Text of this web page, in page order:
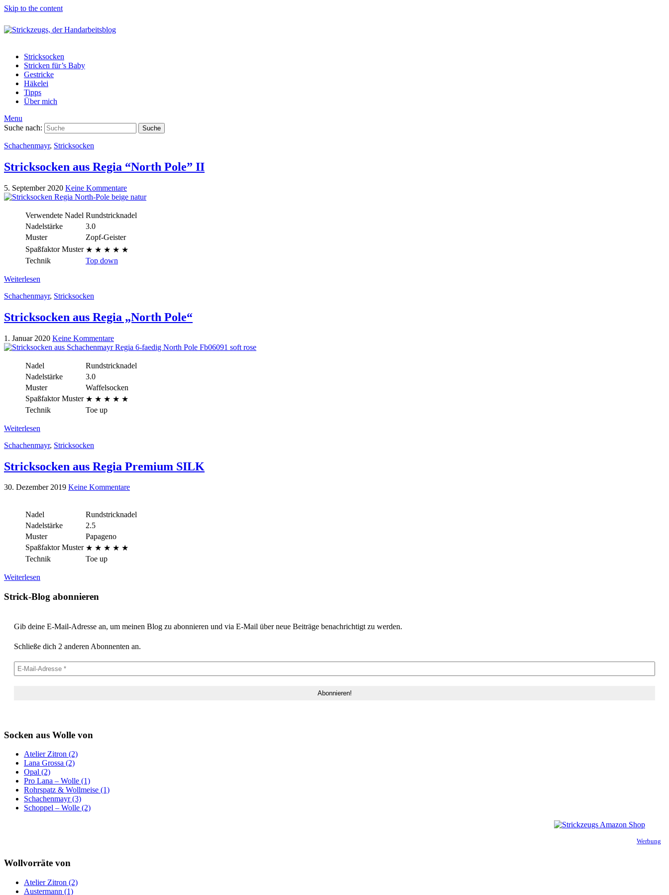
Skip to the content
Stricksocken
Stricken für’s Baby
Gestricke
Häkelei
Tipps
Über mich
Menu
Suche nach:
Suche
Schachenmayr, Stricksocken
Stricksocken aus Regia “North Pole” II
5. September 2020 Keine Kommentare
Verwendete Nadel Rundstricknadel
Nadelstärke
3.0
Muster
Zopf-Geister
Spaßfaktor Muster ★ ★ ★ ★ ★
Technik
Top down
Weiterlesen
Schachenmayr, Stricksocken
Stricksocken aus Regia „North Pole“
1. Januar 2020 Keine Kommentare
Nadel
Rundstricknadel
Nadelstärke
3.0
Muster
Waffelsocken
Spaßfaktor Muster ★ ★ ★ ★ ★
Technik
Toe up
Weiterlesen
Schachenmayr, Stricksocken
Stricksocken aus Regia Premium SILK
30. Dezember 2019 Keine Kommentare
Nadel
Rundstricknadel
Nadelstärke
2.5
Muster
Papageno
Spaßfaktor Muster ★ ★ ★ ★ ★
Technik
Toe up
Weiterlesen
Strick-Blog abonnieren
Gib deine E-Mail-Adresse an, um meinen Blog zu abonnieren und via E-Mail über neue Beiträge benachrichtigt zu werden.
Schließe dich 2 anderen Abonnenten an.
Socken aus Wolle von
Atelier Zitron (2)
Lana Grossa (2)
Opal (2)
Pro Lana – Wolle (1)
Rohrspatz & Wollmeise (1)
Schachenmayr (3)
Schoppel – Wolle (2)
Werbung
Wollvorräte von
Atelier Zitron (2)
Austermann (1)